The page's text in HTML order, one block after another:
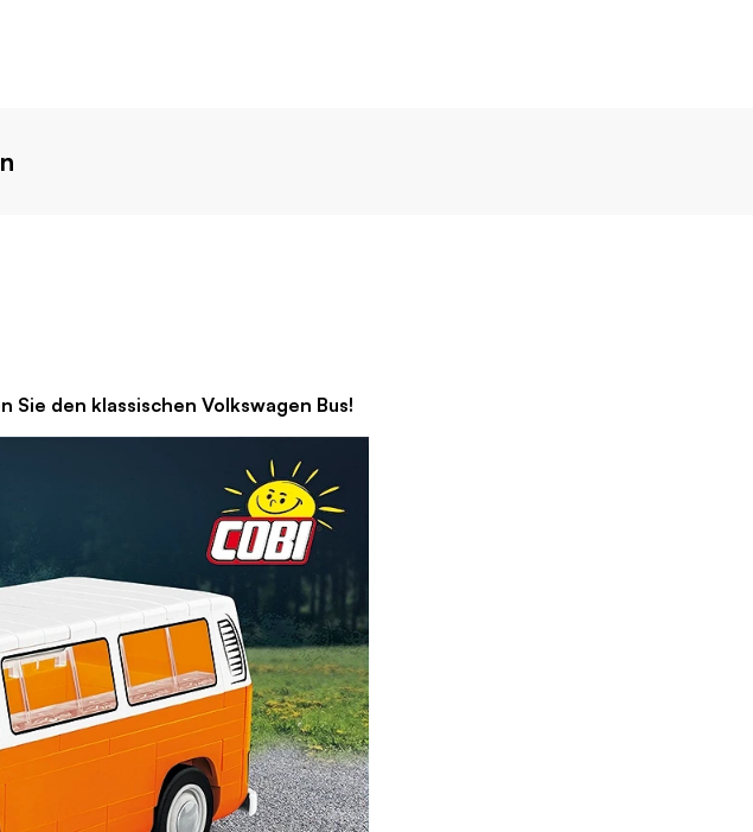
klassischen Volkswagen Bus!